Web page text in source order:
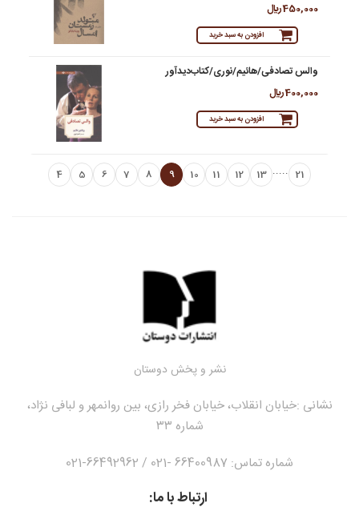
450,000 ريال
افزودن به سبد خرید
والس تصادفی/هائیم/نوری/کتاب‌دیدآور
400,000 ريال
افزودن به سبد خرید
4 5 6 7 8 9 10 11 12 13 ..... 21
نشر و پخش دوستان
نشانی :خیابان انقلاب، خیابان فخر رازی، بین روانمهر و لبافی نژاد،
شماره ۳۳
شماره تماس: 66400987 -021 / 66492962-021
ارتباط با ما: